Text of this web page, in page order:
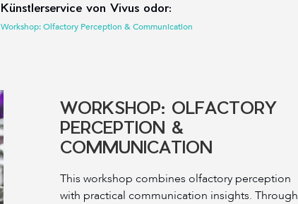
Künstlerservice von Vivus odor:
Workshop: Olfactory Perception & Communication
WORKSHOP: OLFACTORY
PERCEPTION &
COMMUNICATION
This workshop combines olfactory perception
with practical communication insights. Through